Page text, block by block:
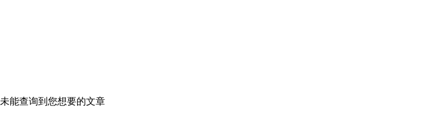
未能查询到您想要的文章